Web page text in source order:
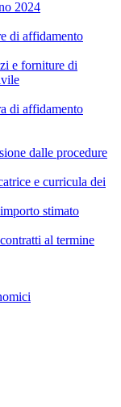
2024
di affidamento
e forniture di
di affidamento
dalle procedure
e curricula dei
stimato
al termine